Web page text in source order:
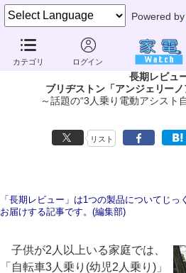
Powered by
カテゴリ ログイン
家電 Watch その他・家電 アウトドア
長期レビュ
ブリヂストン「アンジェリー
～話題の“3人乗り電動アシスト
リスト
「長期レビュー」は1つの製品についてじ
お届けする記事です。(編集部)
子供が2人以上いる家庭では、
「自転車3人乗り(幼児2人乗り)」